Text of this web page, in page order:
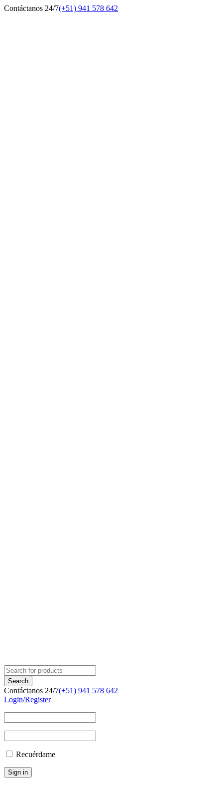
Contáctanos 24/7(+51) 941 578 642
Contáctanos 24/7(+51) 941 578 642
Login/Register
Recuérdame